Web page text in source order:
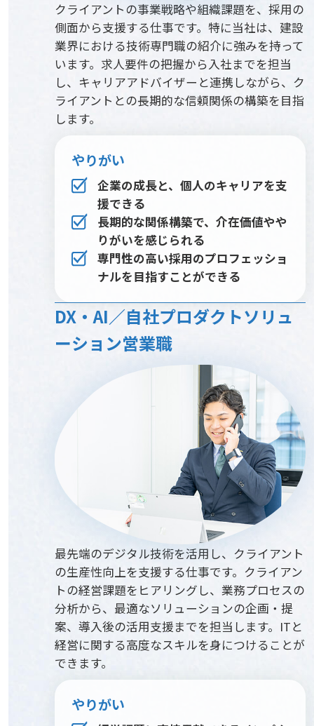
クライアントの事業戦略や組織課題を、採用の
側面から支援する仕事です。特に当社は、建設
業界における技術専門職の紹介に強みを持って
います。求人要件の把握から入社までを担当
し、キャリアアドバイザーと連携しながら、ク
ライアントとの長期的な信頼関係の構築を目指
します。
やりがい
企業の成長と、個人のキャリアを支
援できる
長期的な関係構築で、介在価値やや
りがいを感じられる
専門性の高い採用のプロフェッショ
ナルを目指すことができる
DX・AI／自社プロダクトソリュ
ーション営業職
最先端のデジタル技術を活用し、クライアント
の生産性向上を支援する仕事です。クライアン
トの経営課題をヒアリングし、業務プロセスの
分析から、最適なソリューションの企画・提
案、導入後の活用支援までを担当します。ITと
経営に関する高度なスキルを身につけることが
できます。
やりがい